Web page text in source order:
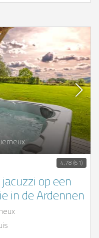
4,78 (61)
op een
in de Ardennen